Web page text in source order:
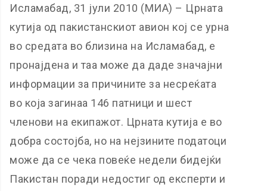
Исламабад, 31 јули 2010 (МИА) – Црната
кутија од пакистанскиот авион кој се урна
во средата во близина на Исламабад, е
пронајдена и таа може да даде значајни
информации за причините за несреќата
во која загинаа 146 патници и шест
членови на екипажот. Црната кутија е во
добра состојба, но на нејзините податоци
може да се чека повеќе недели бидејќи
Пакистан поради недостиг од експерти и